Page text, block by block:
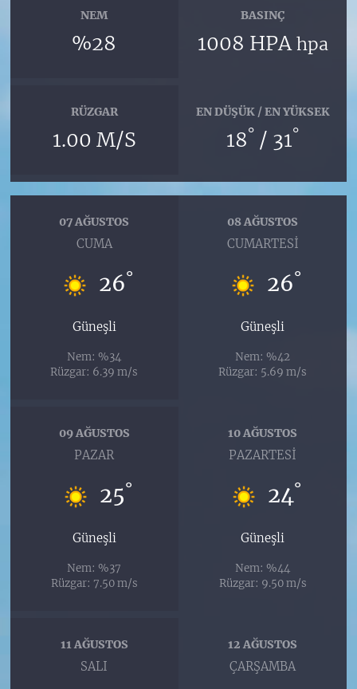
NEM
%28
BASINÇ
1008 HPAhpa
RÜZGAR
1.00 M/S
EN DÜŞÜK / EN YÜKSEK
18° / 31°
07 AĞUSTOS
CUMA
26°
Güneşli
Nem: %34
Rüzgar: 6.39 m/s
08 AĞUSTOS
CUMARTESI
26°
Güneşli
Nem: %42
Rüzgar: 5.69 m/s
09 AĞUSTOS
PAZAR
25°
Güneşli
Nem: %37
Rüzgar: 7.50 m/s
10 AĞUSTOS
PAZARTESI
24°
Güneşli
Nem: %44
Rüzgar: 9.50 m/s
11 AĞUSTOS
SALI
12 AĞUSTOS
ÇARŞAMBA